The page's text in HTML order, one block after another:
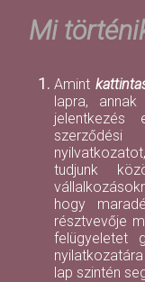
Mi
Amint
lapra, annak
tudjunk
hogy
résztvevője
felügyeletet
lap szintén